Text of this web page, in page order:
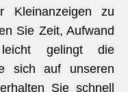
Kleinanzeigen zu
Sie Zeit, Aufwand
gelingt die
sich auf unseren
Sie schnell